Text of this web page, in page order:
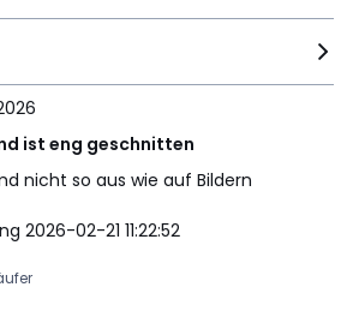
ist eng geschnitten
nicht so aus wie auf Bildern
2026-02-21 11:22:52